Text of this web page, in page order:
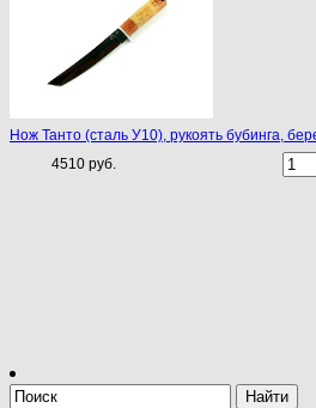
Нож Танто (сталь У10), рукоять бубинга,
4510 руб.